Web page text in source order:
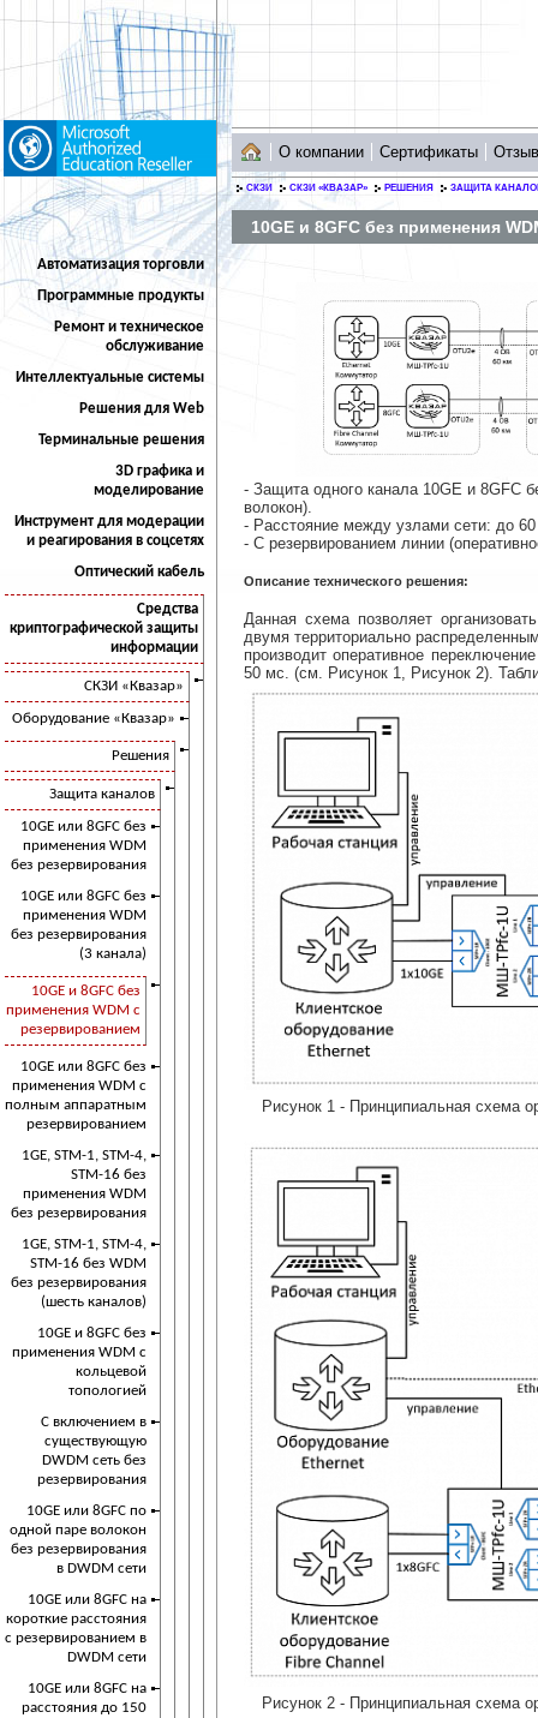
Автоматизация торговли
Программные продукты
Ремонт и техническое
обслуживание
Интеллектуальные системы
Решения для Web
Терминальные решения
3D графика и
моделирование
Инструмент для модерации
и реагирования в соцсетях
Оптический кабель
Средства
криптографической защиты
информации
СКЗИ «Квазар»
Оборудование «Квазар»
Решения
Защита каналов
10GE или 8GFC без
применения WDM
без резервирования
10GE или 8GFC без
применения WDM
без резервирования
(3 канала)
10GE и 8GFC без
применения WDM с
резервированием
10GE или 8GFC без
применения WDM с
полным аппаратным
резервированием
1GE, STM-1, STM-4,
STM-16 без
применения WDM
без резервирования
1GE, STM-1, STM-4,
STM-16 без WDM
без резервирования
(шесть каналов)
10GE и 8GFC без
применения WDM с
кольцевой
топологией
С включением в
существующую
DWDM сеть без
резервирования
10GE или 8GFC по
одной паре волокон
без резервирования
в DWDM сети
10GE или 8GFC на
короткие расстояния
с резервированием в
DWDM сети
10GE или 8GFC на
расстояния до 150
О компании Сертификаты
СКЗИ СКЗИ «КВАЗАР» РЕШЕНИЯ ЗАЩИТА
10GE и 8GFC без применения
- Защита одного канала 10GE и 8GFC
волокон).
- Расстояние между узлами сети: до
- C резервированием линии
Описание технического решения:
Данная схема позволяет
двумя территориально
производит оперативное
50 мс. (см. Рисунок 1, Рисунок 2).
Рисунок 1 - Принципиальная схема
Рисунок 2 - Принципиальная схема